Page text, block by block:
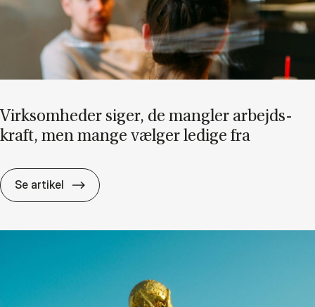
Virk­som­he­der si­ger, de mang­ler ar­bejds­
kraft, men man­ge væl­ger le­di­ge fra
Se artikel Virk­som­he­der si­ger, de mang­ler